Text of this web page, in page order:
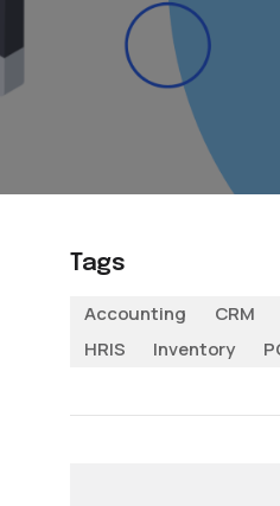
Tags
Accounting
CRM
HRIS
Inventory